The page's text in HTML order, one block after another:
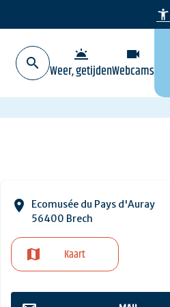
accessibility_new
wb_twilight
Weer, getijden
videocam
Webcams
Ecomusée du Pays d'Auray
56400 Brech
Kaart